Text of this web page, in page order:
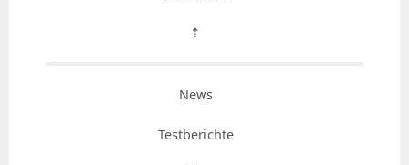
⇡
News
Testberichte